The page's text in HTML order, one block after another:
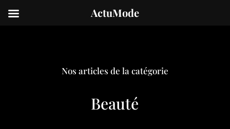
Nos articles de la catégorie
Beauté
ActuMode